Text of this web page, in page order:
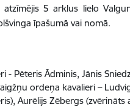
5 arklus lielo
īpašumā vai nomā.
- Pēteris Ādminis, Jānis
ordeņa kavalieri –
Aurēlijs Zēbergs (zvērināts